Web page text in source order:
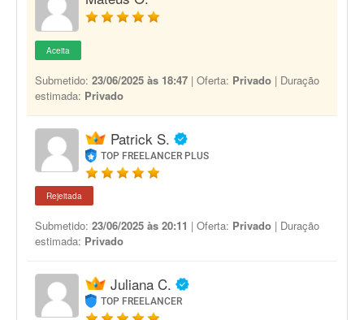
Aceita
Submetido: 23/06/2025 às 18:47 | Oferta: Privado | Duração
estimada: Privado
Patrick S.
TOP FREELANCER PLUS
Rejeitada
Submetido: 23/06/2025 às 20:11 | Oferta: Privado | Duração
estimada: Privado
Juliana C.
TOP FREELANCER